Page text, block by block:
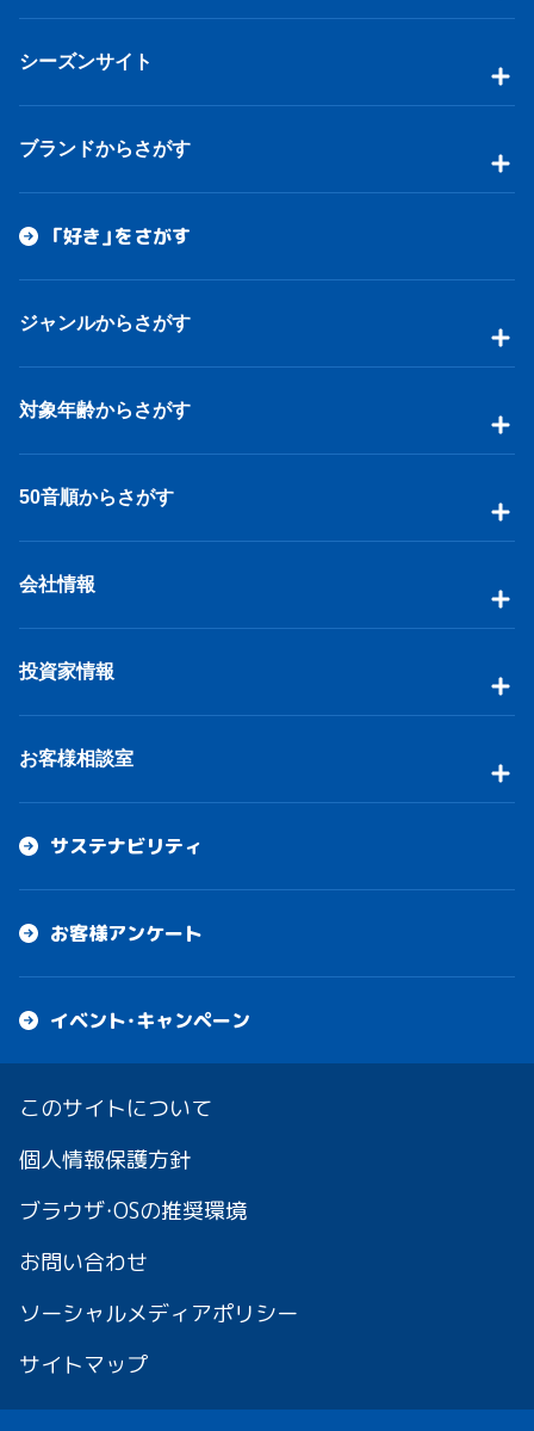
シーズンサイト
ブランドからさがす
「好き」をさがす
ジャンルからさがす
対象年齢からさがす
50音順からさがす
会社情報
投資家情報
お客様相談室
サステナビリティ
お客様アンケート
イベント・キャンペーン
このサイトについて
個人情報保護方針
ブラウザ・OSの推奨環境
お問い合わせ
ソーシャルメディアポリシー
サイトマップ